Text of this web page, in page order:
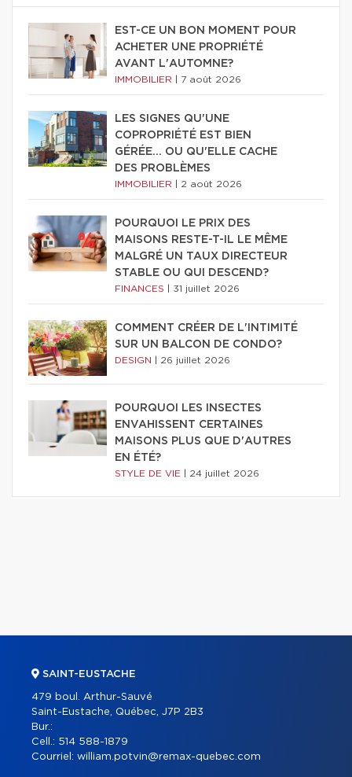
EST-CE UN BON MOMENT POUR
ACHETER UNE PROPRIÉTÉ
AVANT L'AUTOMNE?
IMMOBILIER 7 août 2026
LES SIGNES QU'UNE
COPROPRIÉTÉ EST BIEN
GÉRÉE… OU QU'ELLE CACHE
DES PROBLÈMES
IMMOBILIER 2 août 2026
POURQUOI LE PRIX DES
MAISONS RESTE-T-IL LE MÊME
MALGRÉ UN TAUX DIRECTEUR
STABLE OU QUI DESCEND?
FINANCES 31 juillet 2026
COMMENT CRÉER DE L'INTIMITÉ
SUR UN BALCON DE CONDO?
DESIGN 26 juillet 2026
POURQUOI LES INSECTES
ENVAHISSENT CERTAINES
MAISONS PLUS QUE D'AUTRES
EN ÉTÉ?
STYLE DE VIE 24 juillet 2026
SAINT-EUSTACHE
479 boul. Arthur-Sauvé
Saint-Eustache, Québec, J7P 2B3
Bur.:
Cell.: 514 588-1879
Courriel: william.potvin@remax-quebec.com